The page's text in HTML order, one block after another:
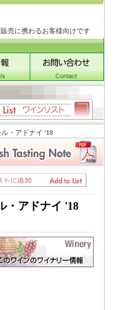
売に携わるお客様向けです
・アドナイ '18
・アドナイ '18